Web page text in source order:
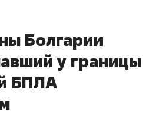
Болгарии
у границы
БПЛА